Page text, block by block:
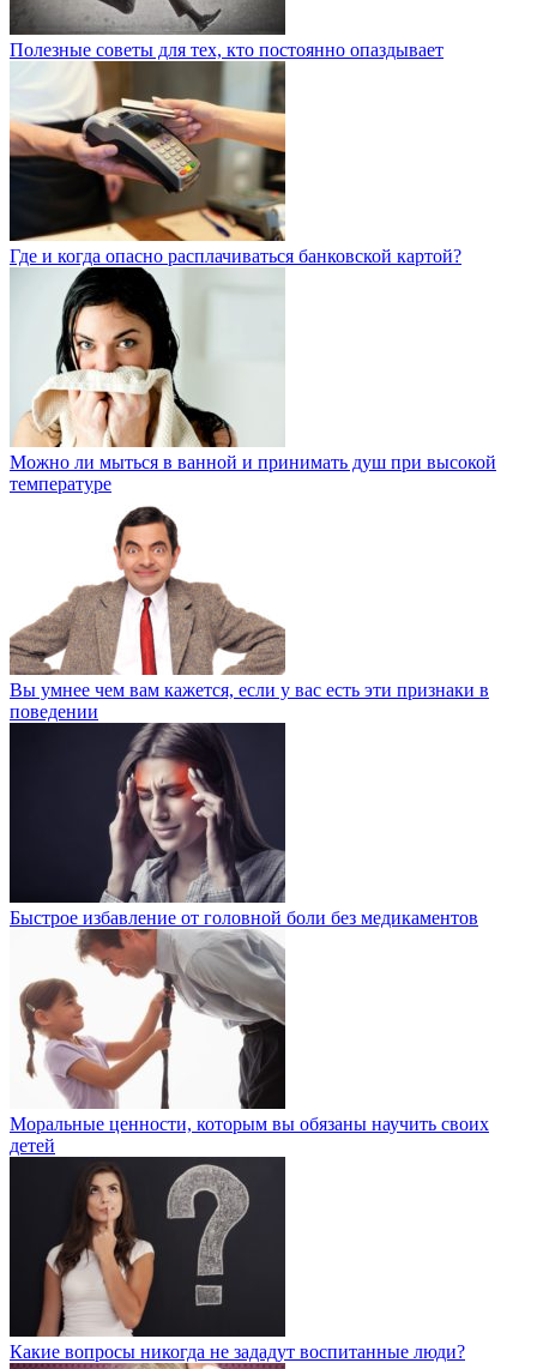
Полезные советы для тех, кто постоянно опаздывает
Где и когда опасно расплачиваться банковской картой?
Можно ли мыться в ванной и принимать душ при высокой
температуре
Вы умнее чем вам кажется, если у вас есть эти признаки в
поведении
Быстрое избавление от головной боли без медикаментов
Моральные ценности, которым вы обязаны научить своих
детей
Какие вопросы никогда не зададут воспитанные люди?